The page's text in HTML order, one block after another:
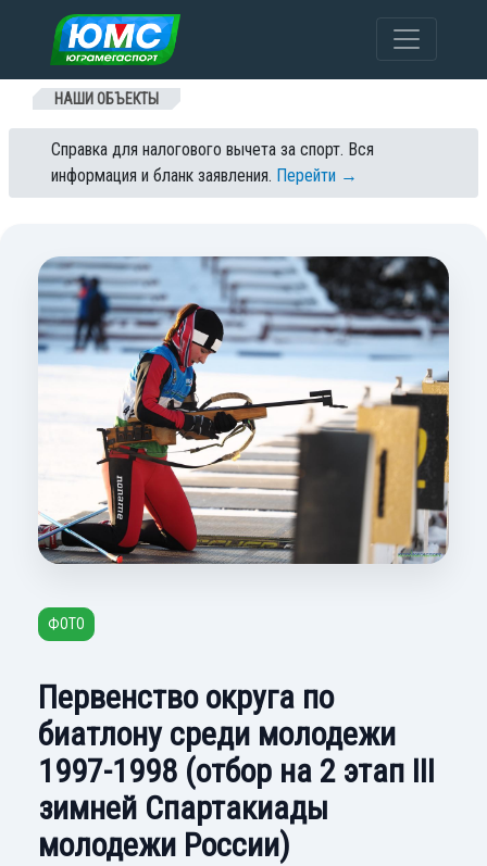
Перейти к содержанию
НАШИ ОБЪЕКТЫ
Справка для налогового вычета за спорт. Вся
информация и бланк заявления. Перейти →
ФОТО
Первенство округа по
биатлону среди молодежи
1997-1998 (отбор на 2 этап III
зимней Спартакиады
молодежи России)